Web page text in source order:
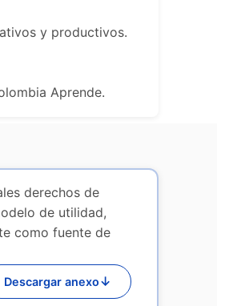
y productivos.
Aprende.
derechos de
de utilidad,
como fuente de
Descargar anexo↓